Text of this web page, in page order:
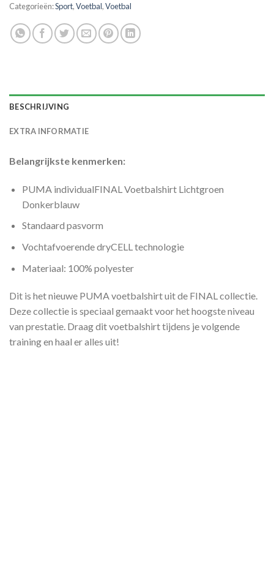
Categorieën:Sport,Voetbal,Voetbal
BESCHRIJVING
EXTRA INFORMATIE
Belangrijkste kenmerken:
PUMA individualFINAL Voetbalshirt Lichtgroen
Donkerblauw
Standaard pasvorm
Vochtafvoerende dryCELL technologie
Materiaal: 100% polyester
Dit is het nieuwe PUMA voetbalshirt uit de FINAL collectie.
Deze collectie is speciaal gemaakt voor het hoogste niveau
van prestatie. Draag dit voetbalshirt tijdens je volgende
training en haal er alles uit!